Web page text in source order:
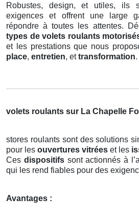
Robustes, design, et utiles, ils
exigences et offrent une large
répondre à toutes les attentes.
types de volets roulants
et les prestations que nous
place, entretien, ettransformation.
volets roulants sur La Chapelle
stores roulants sont des solutions
pour les ouvertures vitrées et les
Ces dispositifssont actionnés à
qui les rend fiables pour des
Avantages :